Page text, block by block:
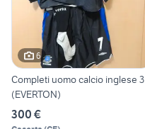
6
Completi uomo calcio inglese 3
(EVERTON)
300 €